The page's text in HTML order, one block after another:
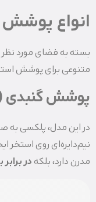
انواع پوشش
بسته به فضای مورد
متنوعی برای پوشش
پوشش گنبدی
در این مدل، پلکسی به
نیم‌دایره‌ای روی استخر
مدرن دارد، بلکه در